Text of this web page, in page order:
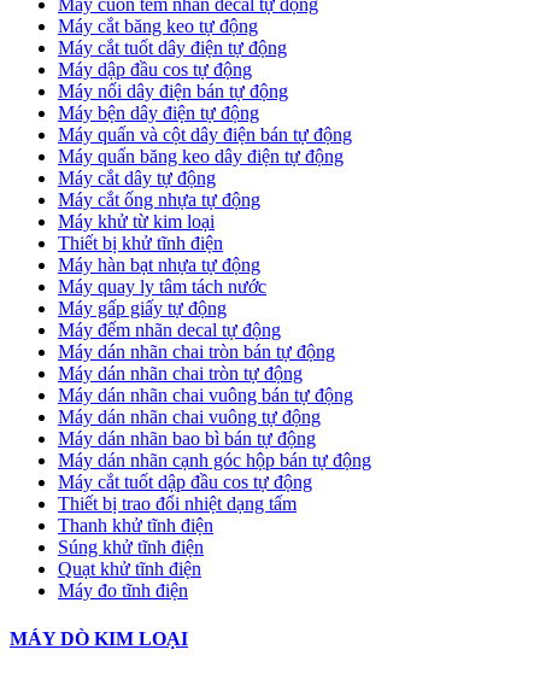
Máy cuốn tem nhãn decal tự động
Máy cắt băng keo tự động
Máy cắt tuốt dây điện tự động
Máy dập đầu cos tự động
Máy nối dây điện bán tự động
Máy bện dây điện tự động
Máy quấn và cột dây điện bán tự động
Máy quấn băng keo dây điện tự động
Máy cắt dây tự động
Máy cắt ống nhựa tự động
Máy khử từ kim loại
Thiết bị khử tĩnh điện
Máy hàn bạt nhựa tự động
Máy quay ly tâm tách nước
Máy gấp giấy tự động
Máy đếm nhãn decal tự động
Máy dán nhãn chai tròn bán tự động
Máy dán nhãn chai tròn tự động
Máy dán nhãn chai vuông bán tự động
Máy dán nhãn chai vuông tự động
Máy dán nhãn bao bì bán tự động
Máy dán nhãn cạnh góc hộp bán tự động
Máy cắt tuốt dập đầu cos tự động
Thiết bị trao đổi nhiệt dạng tấm
Thanh khử tĩnh điện
Súng khử tĩnh điện
Quạt khử tĩnh điện
Máy đo tĩnh điện
MÁY DÒ KIM LOẠI